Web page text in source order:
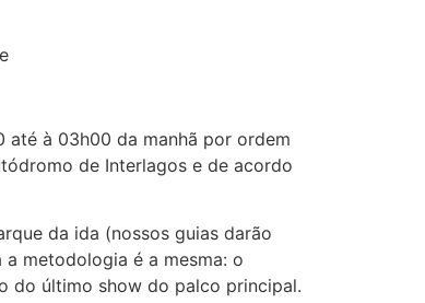
até à 03h00 da manhã por ordem
de Interlagos e de acordo
da ida (nossos guias darão
metodologia é a mesma: o
do último show do palco principal.